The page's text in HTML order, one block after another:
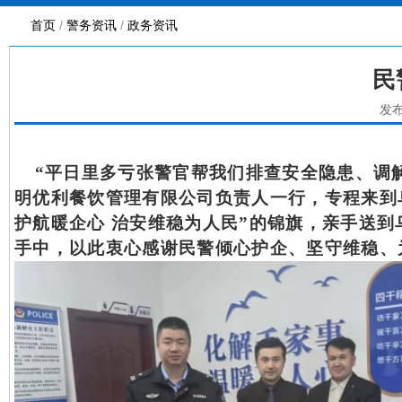
首页 / 警务资讯 / 政务资讯
发
“平日里多亏张警官帮我们排查安全隐患、调
明优利餐饮管理有限公司负责人一行，专程来
护航暖企心 治安维稳为人民”的锦旗，亲手送
手中，以此衷心感谢民警倾心护企、坚守维